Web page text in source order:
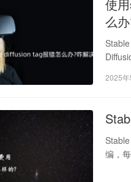
使
么
2025
编，